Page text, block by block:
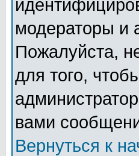
модераторы и
Пожалуйста,
для того,
вами
Вернуться к